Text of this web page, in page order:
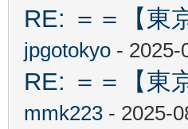
RE: ＝＝【東
jpgotokyo - 2025-
RE: ＝＝【東
mmk223 - 2025-